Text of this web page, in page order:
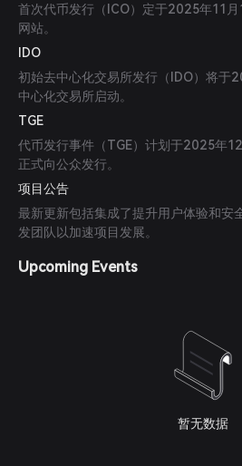
首次代币发行（ICO）定于2025年11
网站。
IDO
初始去中心化交易所发行（IDO）将于
中心化交易所启动。
TGE
代币发行事件（TGE）计划于2025年
正式向公众发行。
项目公告
最新更新包括集成了提升用户体验和安
发团队以加速项目发展。
Upcoming Events
暂无数据